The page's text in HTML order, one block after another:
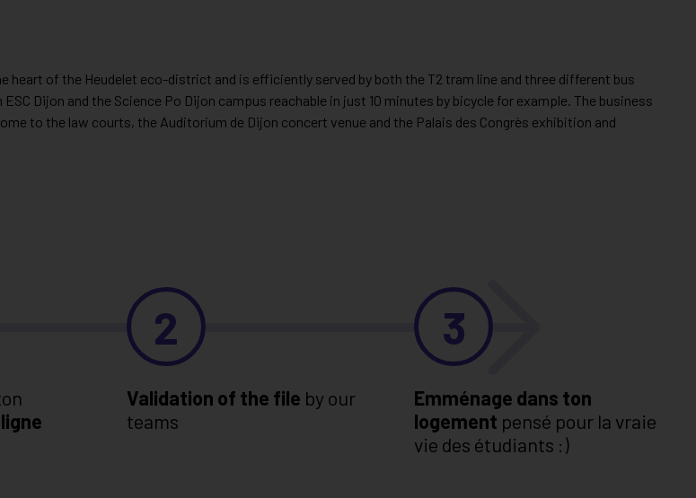
heart of the Heudelet eco-district and is efficiently served by both the T2 tram line and three different bus
Dijon and the Science Po Dijon campus reachable in just 10 minutes by bicycle for example. The business
to the law courts, the Auditorium de Dijon concert venue and the Palais des Congrès exhibition and
2
Validation of the file by our
teams
3
Emménage dans ton
logement pensé pour la vraie
vie des étudiants :)